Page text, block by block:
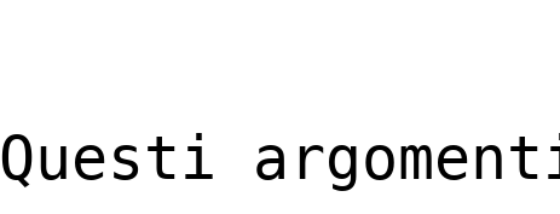
Questi